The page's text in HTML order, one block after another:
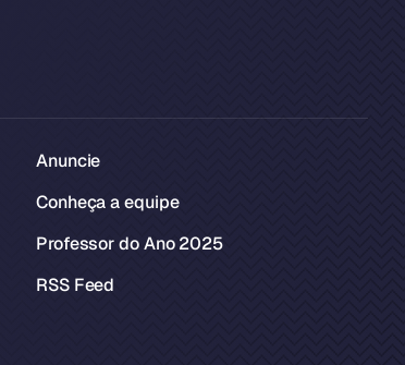
Anuncie
Conheça a equipe
Professor do Ano 2025
RSS Feed